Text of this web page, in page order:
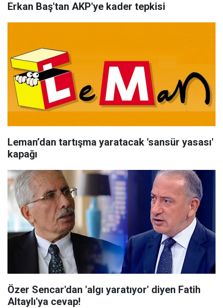
Erkan Baş'tan AKP'ye kader tepkisi
Leman’dan tartışma yaratacak 'sansür yasası'
kapağı
Özer Sencar'dan 'algı yaratıyor' diyen Fatih
Altaylı'ya cevap!